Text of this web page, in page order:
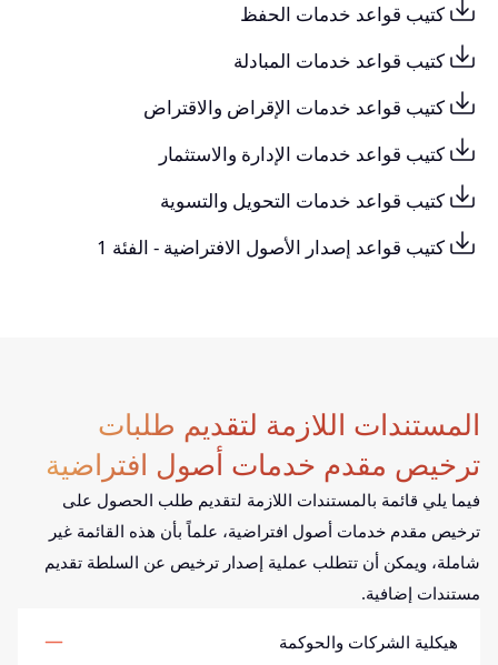
كتيب قواعد خدمات الحفظ
كتيب قواعد خدمات المبادلة
كتيب قواعد خدمات الإقراض والاقتراض
كتيب قواعد خدمات الإدارة والاستثمار
كتيب قواعد خدمات التحويل والتسوية
كتيب قواعد إصدار الأصول الافتراضية - الفئة 1
المستندات اللازمة لتقديم طلبات
ترخيص مقدم خدمات أصول افتراضية
فيما يلي قائمة بالمستندات اللازمة لتقديم طلب الحصول على
ترخيص مقدم خدمات أصول افتراضية، علماً بأن هذه القائمة غير
شاملة، ويمكن أن تتطلب عملية إصدار ترخيص عن السلطة تقديم
مستندات إضافية.
هيكلية الشركات والحوكمة